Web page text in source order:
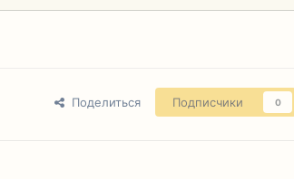
Поделиться Подписчики 0